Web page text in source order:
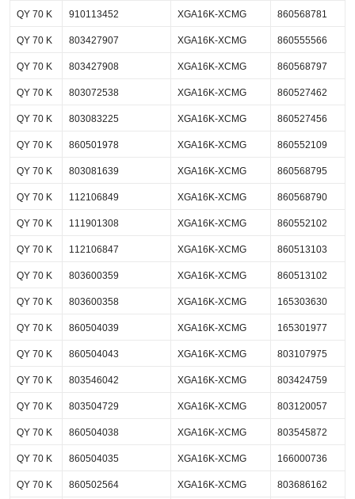
QY 70 K 910113452 XGA16K-XCMG 860568781
QY 70 K 803427907 XGA16K-XCMG 860555566
QY 70 K 803427908 XGA16K-XCMG 860568797
QY 70 K 803072538 XGA16K-XCMG 860527462
QY 70 K 803083225 XGA16K-XCMG 860527456
QY 70 K 860501978 XGA16K-XCMG 860552109
QY 70 K 803081639 XGA16K-XCMG 860568795
QY 70 K 112106849 XGA16K-XCMG 860568790
QY 70 K 111901308 XGA16K-XCMG 860552102
QY 70 K 112106847 XGA16K-XCMG 860513103
QY 70 K 803600359 XGA16K-XCMG 860513102
QY 70 K 803600358 XGA16K-XCMG 165303630
QY 70 K 860504039 XGA16K-XCMG 165301977
QY 70 K 860504043 XGA16K-XCMG 803107975
QY 70 K 803546042 XGA16K-XCMG 803424759
QY 70 K 803504729 XGA16K-XCMG 803120057
QY 70 K 860504038 XGA16K-XCMG 803545872
QY 70 K 860504035 XGA16K-XCMG 166000736
QY 70 K 860502564 XGA16K-XCMG 803686162